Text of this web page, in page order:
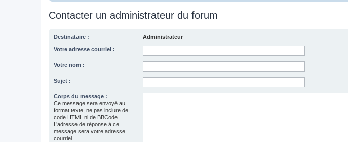
Contacter un administrateur du forum
Destinataire : Administrateur
Votre adresse courriel :
Votre nom :
Sujet :
Corps du message :
Ce message sera envoyé au
format texte, ne pas inclure de
code HTML ni de BBCode.
L’adresse de réponse à ce
message sera votre adresse
courriel.